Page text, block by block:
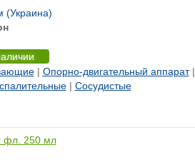
(Украина)
| Опорно-двигательный аппарат|
| Сосудистые
фл. 250 мл